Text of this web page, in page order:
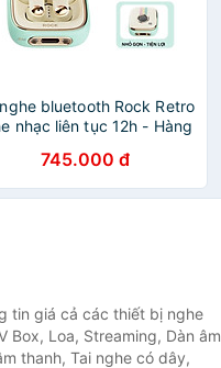
bluetooth Rock Retro
nhạc liên tục 12h - Hàng
745.000 đ
tin giá cả các thiết bị nghe
Box, Loa, Streaming, Dàn âm
thanh, Tai nghe có dây,